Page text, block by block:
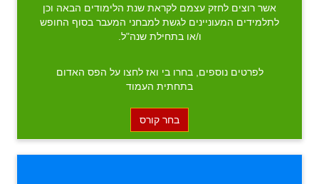
אשר רוצים לחזק עצמם לקראת שנת הלימודים הבאה וכן
לתלמידים המעוניינים לגשת למבחני המעבר בסוף החופש
ו/או בתחילת שנה"ל.
לפרטים נוספים, בחרו בי ואז לחצו על הפס האדום
בתחתית העמוד
בחר קורס